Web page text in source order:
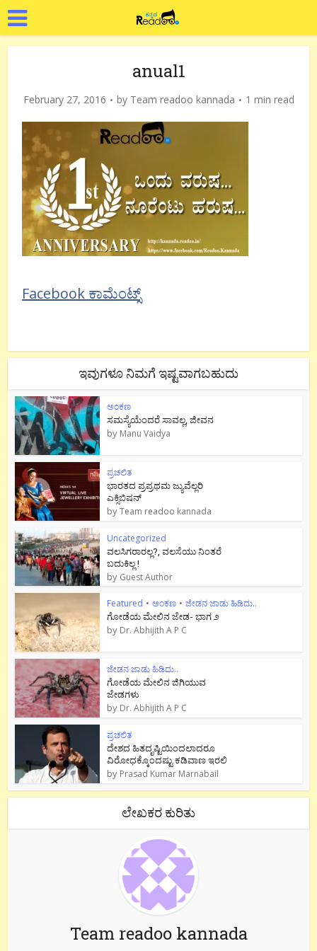
anual1
February 27, 2016 by Team readoo kannada 1 min read
Facebook ಕಾಮೆಂಟ್ಸ್
ಇವುಗಳೂ ನಿಮಗೆ ಇಷ್ಟವಾಗಬಹುದು
ಅಂಕಣ
ಸಮಸ್ಯೆಯೆಂದರೆ ಸಾವಲ್ಲ, ಜೀವನ
by Manu Vaidya
ಪ್ರಚಲಿತ
ಭಾರತದ ಪ್ರಪ್ರಥಮ ಜ್ಯುವೆಲ್ಲರಿ
ಎಕ್ಸಿಬಿಷನ್
byTeam readoo kannada
Uncategorized
ವಲಸಿಗರಾರಲ್ಲ?, ವಲಸೆಯು ನಿಂತರೆ
ಬದುಕಿಲ್ಲ !
by Guest Author
Featured • ಅಂಕಣ • ಜೇಡನ ಜಾಡು ಹಿಡಿದು..
ಗೋಡೆಯ ಮೇಲಿನ ಜೇಡ- ಭಾಗ ೨
by Dr. Abhijith A P C
ಜೇಡನ ಜಾಡು ಹಿಡಿದು..
ಗೋಡೆಯ ಮೇಲಿನ ಜಿಗಿಯುವ
ಜೇಡಗಳು
by Dr. Abhijith A P C
ಪ್ರಚಲಿತ
ದೇಶದ ಹಿತದೃಷ್ಟಿಯಿಂದಲಾದರೂ
ವಿರೋಧಕ್ಕೊಂದಷ್ಟು ಕಡಿವಾಣ ಇರಲಿ
by Prasad Kumar Marnabail
ಲೇಖಕರ ಕುರಿತು
Team readoo kannada